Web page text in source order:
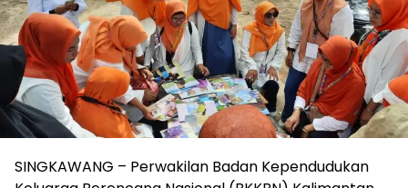
SINGKAWANG – Perwakilan Badan Kependudukan